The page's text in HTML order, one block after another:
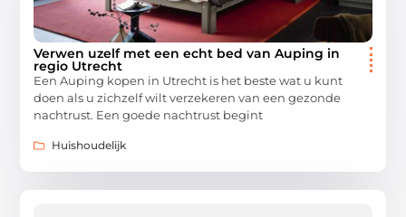
Verwen uzelf met een echt bed van Auping in
regio Utrecht
Een Auping kopen in Utrecht is het beste wat u kunt
doen als u zichzelf wilt verzekeren van een gezonde
nachtrust. Een goede nachtrust begint
Huishoudelijk